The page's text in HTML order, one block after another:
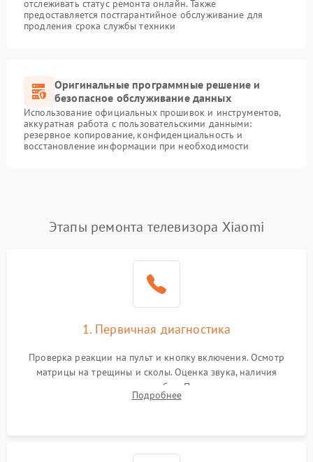
отслеживать статус ремонта онлайн. Также
предоставляется постгарантийное обслуживание для
продления срока службы техники
Оригинальные программные решение и
безопасное обслуживание данных
Использование официальных прошивок и инструментов,
аккуратная работа с пользовательскими данными:
резервное копирование, конфиденциальность и
восстановление информации при необходимости
Этапы ремонта телевизора Xiaomi
1. Первичная диагностика
Проверка реакции на пульт и кнопку включения. Осмотр
матрицы на трещины и сколы. Оценка звука, наличия
подсветки и индикаторов ошибок. Подключение тестовых
источников сигнала для выявления симптомов поломки.
Подробнее